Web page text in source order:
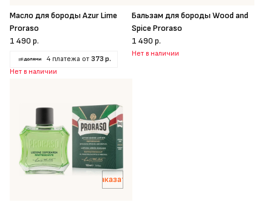
Масло для бороды Azur Lime
Proraso
1 490 р.
4 платежа от 373 р.
Нет в наличии
Бальзам для бороды Wood and
Spice Proraso
1 490 р.
Нет в наличии
Заказать